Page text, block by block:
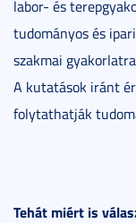
labor- és
tudományos és
szakmai
A kutatások iránt
folytathatják
Tehát miért is